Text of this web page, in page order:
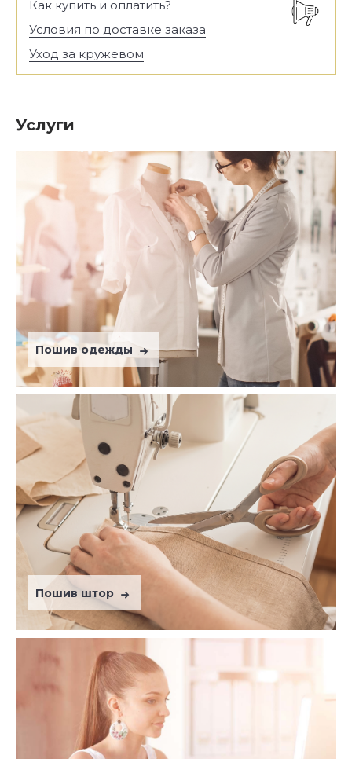
Как купить и оплатить?
Условия по доставке заказа
Уход за кружевом
Услуги
Пошив одежды
Пошив штор